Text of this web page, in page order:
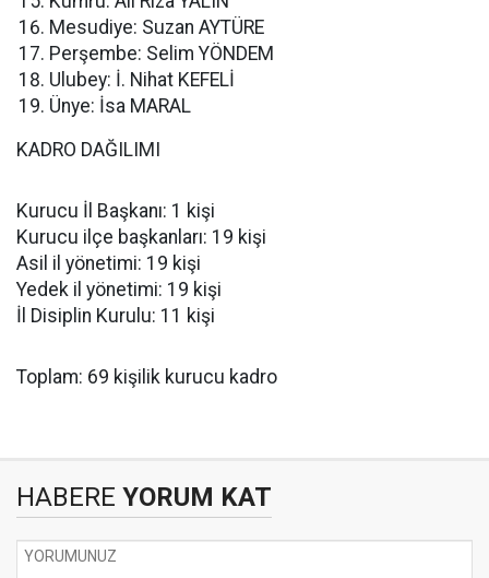
Mesudiye: Suzan AYTÜRE
Perşembe: Selim YÖNDEM
Ulubey: İ. Nihat KEFELİ
Ünye: İsa MARAL
KADRO DAĞILIMI
Kurucu İl Başkanı: 1 kişi
Kurucu ilçe başkanları: 19 kişi
Asil il yönetimi: 19 kişi
Yedek il yönetimi: 19 kişi
İl Disiplin Kurulu: 11 kişi
Toplam: 69 kişilik kurucu kadro
HABERE YORUM KAT